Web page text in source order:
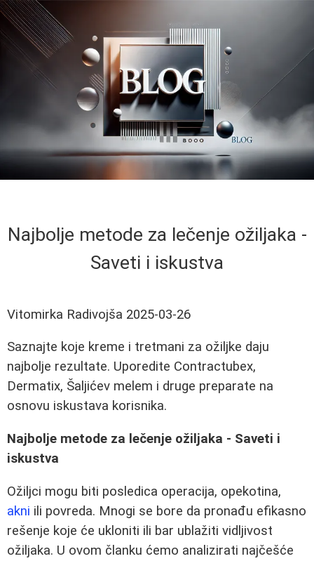
Najbolje metode za lečenje ožiljaka -
Saveti i iskustva
Vitomirka Radivojša 2025-03-26
Saznajte koje kreme i tretmani za ožiljke daju
najbolje rezultate. Uporedite Contractubex,
Dermatix, Šaljićev melem i druge preparate na
osnovu iskustava korisnika.
Najbolje metode za lečenje ožiljaka - Saveti i
iskustva
Ožiljci mogu biti posledica operacija, opekotina,
akni ili povreda. Mnogi se bore da pronađu efikasno
rešenje koje će ukloniti ili bar ublažiti vidljivost
ožiljaka. U ovom članku ćemo analizirati najčešće